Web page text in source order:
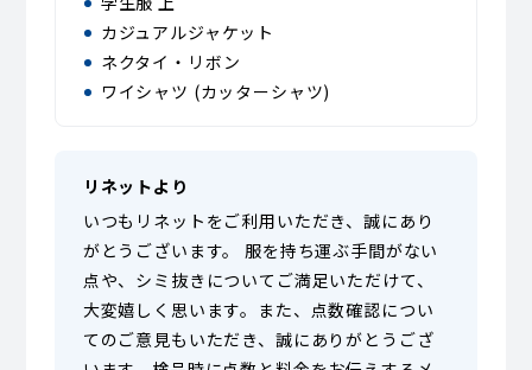
カジュアルジャケット
ネクタイ・リボン
ワイシャツ (カッターシャツ)
リネットより
いつもリネットをご利用いただき、誠にあり
がとうございます。 服を持ち運ぶ手間がない
点や、シミ抜きについてご満足いただけて、
大変嬉しく思います。また、点数確認につい
てのご意見もいただき、誠にありがとうござ